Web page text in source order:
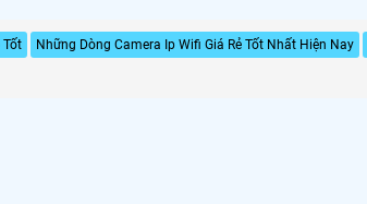
Tốt Những Dòng Camera Ip Wifi Giá Rẻ Tốt Nhất Hiện Nay